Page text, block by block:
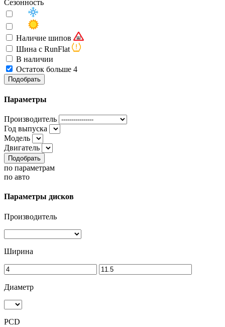
Сезонность
Наличие шипов
Шина с RunFlat
В наличии
Остаток больше 4
Подобрать
Параметры
Производитель
Год выпуска
Модель
Двигатель
Подобрать
по параметрам
по авто
Параметры дисков
Производитель
Ширина
Диаметр
PCD